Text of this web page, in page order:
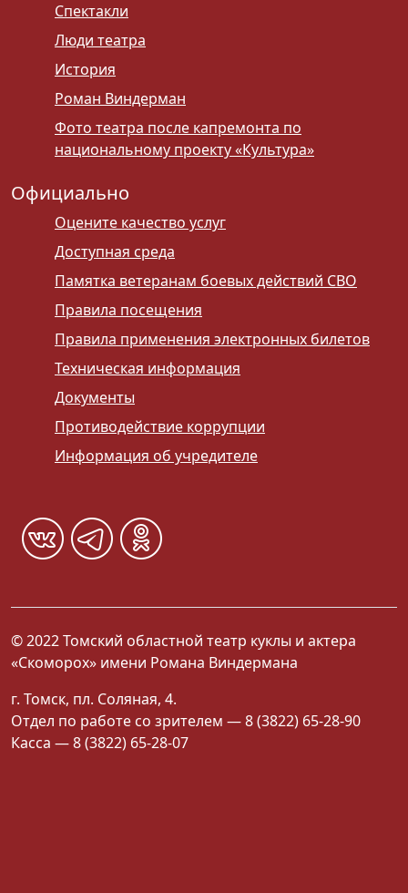
Спектакли
Люди театра
История
Роман Виндерман
Фото театра после капремонта по
национальному проекту «Культура»
Официально
Оцените качество услуг
Доступная среда
Памятка ветеранам боевых действий СВО
Правила посещения
Правила применения электронных билетов
Техническая информация
Документы
Противодействие коррупции
Информация об учредителе
© 2022 Томский областной театр куклы и актера
«Скоморох» имени Романа Виндермана
г. Томск, пл. Соляная, 4.
Отдел по работе со зрителем — 8 (3822) 65-28-90
Касса — 8 (3822) 65-28-07